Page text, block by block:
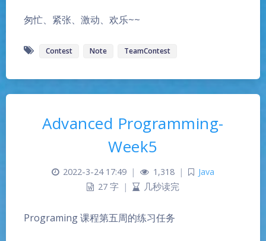
匆忙、紧张、激动、欢乐~~
Contest Note TeamContest
Advanced Programming-
Week5
2022-3-24 17:49 | 1,318 |
Java
27 字 | 几秒读完
Programing 课程第五周的练习任务